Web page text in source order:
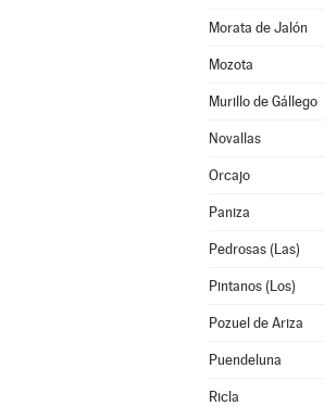
Morata de Jalón
Mozota
Murillo de Gállego
Novallas
Orcajo
Paniza
Pedrosas (Las)
Pintanos (Los)
Pozuel de Ariza
Puendeluna
Ricla